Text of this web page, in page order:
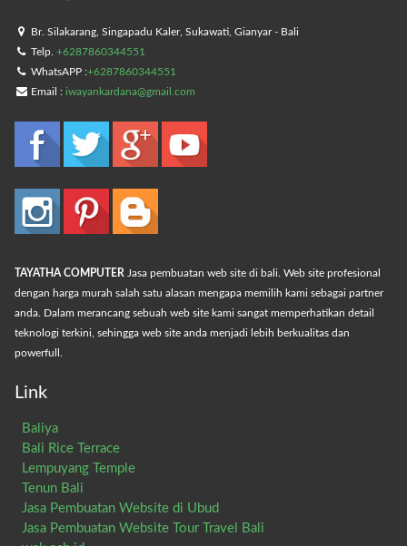
Br. Silakarang, Singapadu Kaler, Sukawati, Gianyar - Bali
Telp.+6287860344551
WhatsAPP :+6287860344551
Email :iwayankardana@gmail.com
TAYATHA COMPUTER Jasa pembuatan web site di bali. Web site profesional
dengan harga murah salah satu alasan mengapa memilih kami sebagai partner
anda. Dalam merancang sebuah web site kami sangat memperhatikan detail
teknologi terkini, sehingga web site anda menjadi lebih berkualitas dan
powerfull.
Link
Baliya
Bali Rice Terrace
Lempuyang Temple
Tenun Bali
Jasa Pembuatan Website di Ubud
Jasa Pembuatan Website Tour Travel Bali